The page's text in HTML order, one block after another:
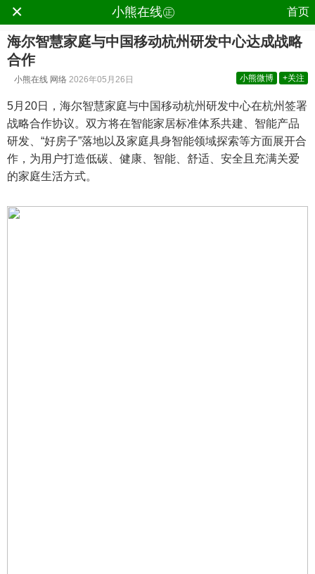
× 小熊在线㊣ 首页
海尔智慧家庭与中国移动杭州研发中心达成战略
合作
小熊在线 网络 2026年05月26日 小熊微博 +关注
5月20日，海尔智慧家庭与中国移动杭州研发中心在杭州签署
战略合作协议。双方将在智能家居标准体系共建、智能产品
研发、“好房子”落地以及家庭具身智能领域探索等方面展开合
作，为用户打造低碳、健康、智能、舒适、安全且充满关爱
的家庭生活方式。